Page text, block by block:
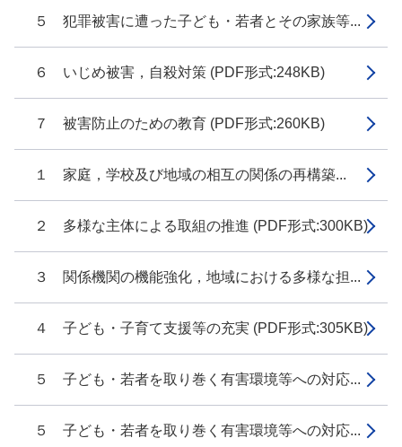
５ 犯罪被害に遭った子ども・若者とその家族等...
６ いじめ被害，自殺対策 (PDF形式:248KB)
７ 被害防止のための教育 (PDF形式:260KB)
１ 家庭，学校及び地域の相互の関係の再構築...
２ 多様な主体による取組の推進 (PDF形式:300KB)
３ 関係機関の機能強化，地域における多様な担...
４ 子ども・子育て支援等の充実 (PDF形式:305KB)
５ 子ども・若者を取り巻く有害環境等への対応...
５ 子ども・若者を取り巻く有害環境等への対応...